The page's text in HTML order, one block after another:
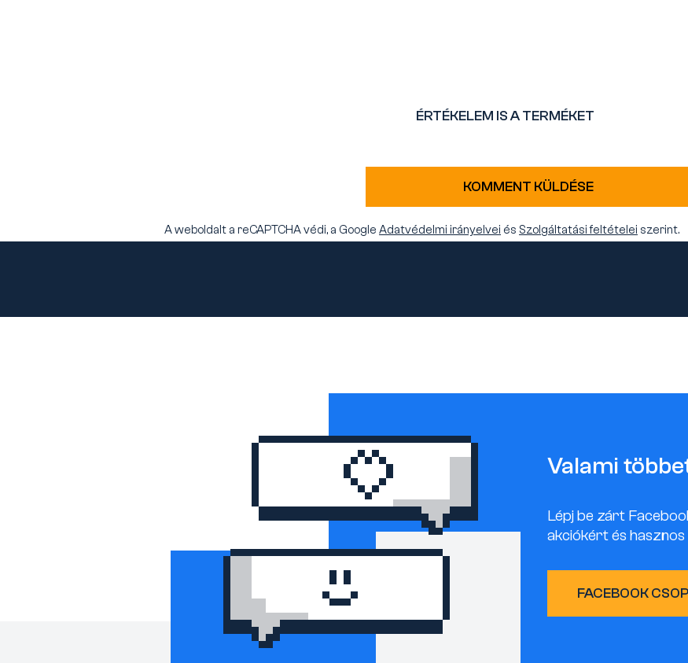
ÉRTÉKELEM IS A TERMÉKET
KOMMENT KÜLDÉSE
A weboldalt a reCAPTCHA védi, a Google Adatvédelmi irányelvei és Szolgáltatási feltételei szerint.
Valami
Lépj be zárt
akciókért és
FACEBOOK